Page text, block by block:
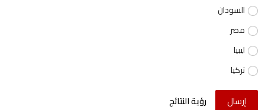
السودان
مصر
ليبيا
تركيا
إرسال رؤية النتائج